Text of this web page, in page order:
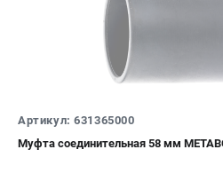
Артикул: 631365000
Муфта соединительная 58 мм